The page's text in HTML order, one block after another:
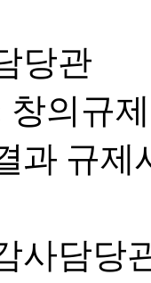
당관
의규
과 규
사담당